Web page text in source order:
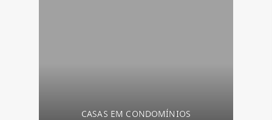
CASAS EM CONDOMÍNIOS